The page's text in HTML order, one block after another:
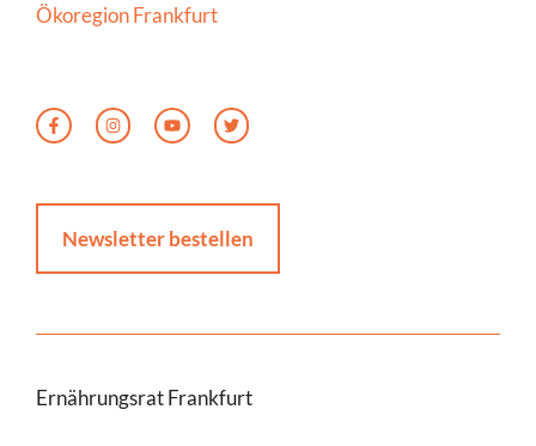
Ökoregion Frankfurt
Newsletter bestellen
Ernährungsrat Frankfurt